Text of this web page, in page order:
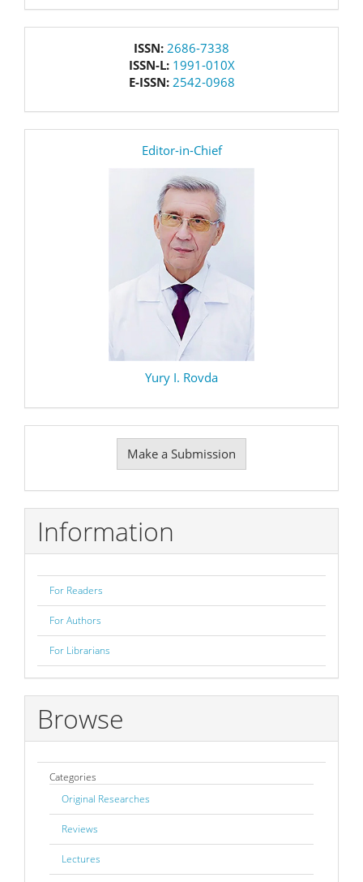
ISSN: 2686-7338
ISSN-L: 1991-010X
E-ISSN: 2542-0968
Editor-in-Chief
Yury I. Rovda
Submission
Make a Submission
Information
For Readers
For Authors
For Librarians
Browse
Categories
Original Researches
Reviews
Lectures